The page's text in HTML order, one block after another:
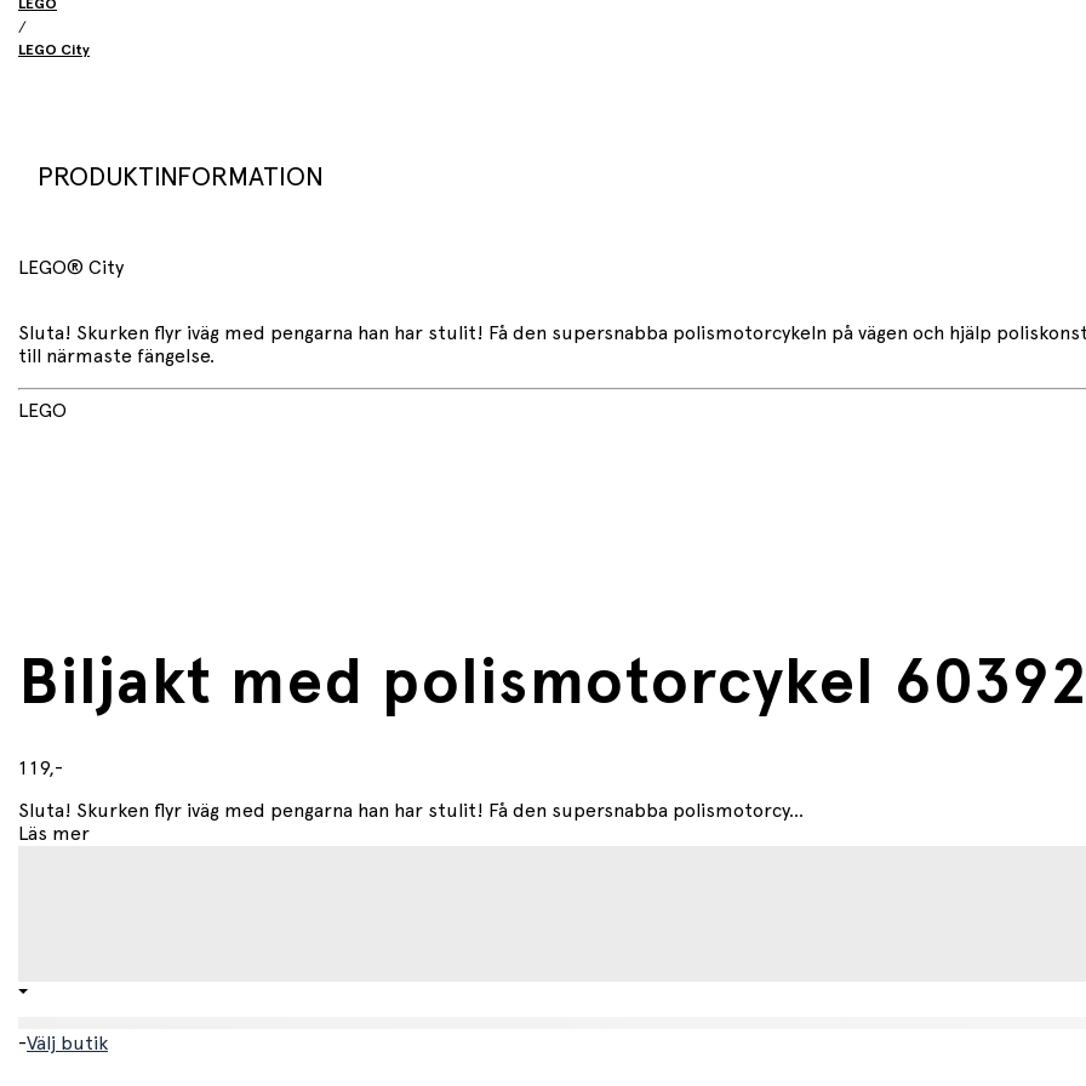
LEGO
/
LEGO City
PRODUKTINFORMATION
LEGO® City
Sluta! Skurken flyr iväg med pengarna han har stulit! Få den supersnabba polismotorcykeln på vägen och hjälp
till närmaste fängelse.
LEGO
Biljakt med polismotorcykel 60392
119,-
Sluta! Skurken flyr iväg med pengarna han har stulit! Få den supersnabba polismotorcy...
Läs mer
-Välj butik